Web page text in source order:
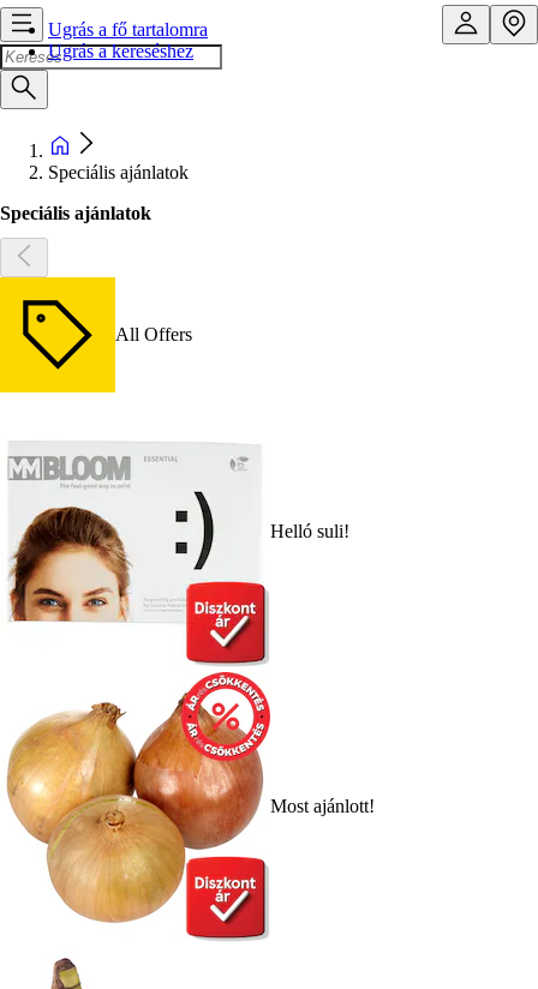
Ugrás a fő tartalomra
Ugrás a kereséshez
Speciális ajánlatok
Speciális ajánlatok
All Offers
Helló suli!
Most ajánlott!